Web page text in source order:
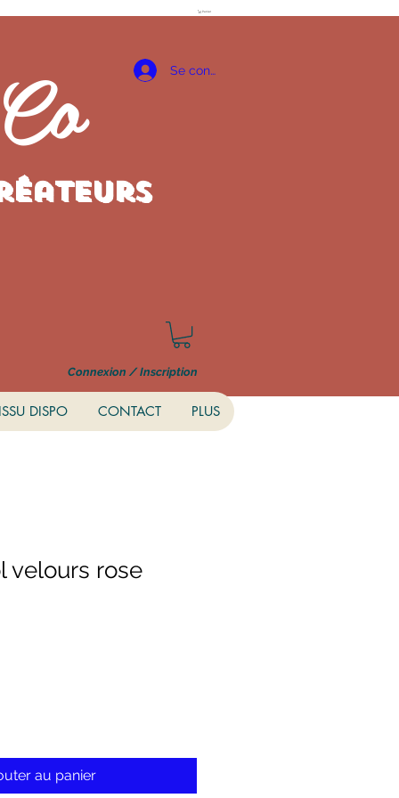
Panier
Connexion / Inscription
DISPO CONTACT PLUS
Se connecter
velours rose
au panier